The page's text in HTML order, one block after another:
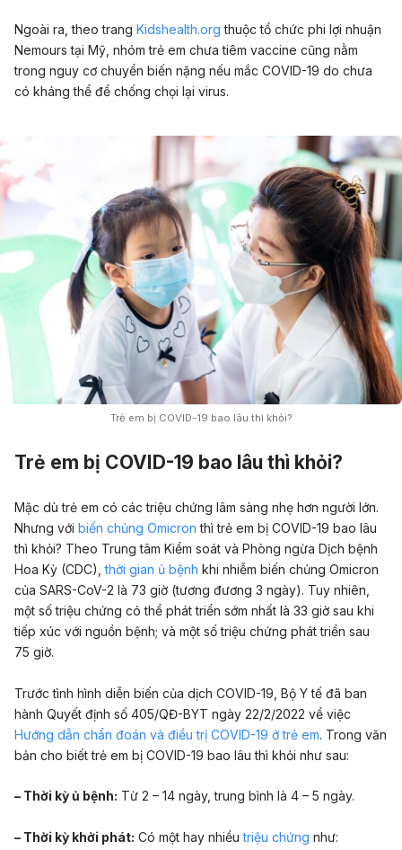
Ngoài ra, theo trang Kidshealth.org thuộc tổ chức phi lợi nhuận
Nemours tại Mỹ, nhóm trẻ em chưa tiêm vaccine cũng nằm
trong nguy cơ chuyển biến nặng nếu mắc COVID-19 do chưa
có kháng thể để chống chọi lại virus.
Trẻ em bị COVID-19 bao lâu thì khỏi?
Trẻ em bị COVID-19 bao lâu thì khỏi?
Mặc dù trẻ em có các triệu chứng lâm sàng nhẹ hơn người lớn.
Nhưng với biến chủng Omicron thì trẻ em bị COVID-19 bao lâu
thì khỏi? Theo Trung tâm Kiểm soát và Phòng ngừa Dịch bệnh
Hoa Kỳ (CDC),thời gian ủ bệnh khi nhiễm biến chủng Omicron
của SARS-CoV-2 là 73 giờ (tương đương 3 ngày). Tuy nhiên,
một số triệu chứng có thể phát triển sớm nhất là 33 giờ sau khi
tiếp xúc với nguồn bệnh; và một số triệu chứng phát triển sau
75 giờ.
Trước tình hình diễn biến của dịch COVID-19, Bộ Y tế đã ban
hành Quyết định số 405/QĐ-BYT ngày 22/2/2022 về việc
Hướng dẫn chẩn đoán và điều trị COVID-19 ở trẻ em. Trong văn
bản cho biết trẻ em bị COVID-19 bao lâu thì khỏi như sau:
– Thời kỳ ủ bệnh: Từ 2 – 14 ngày, trung bình là 4 – 5 ngày.
– Thời kỳ khởi phát: Có một hay nhiềutriệu chứng như: